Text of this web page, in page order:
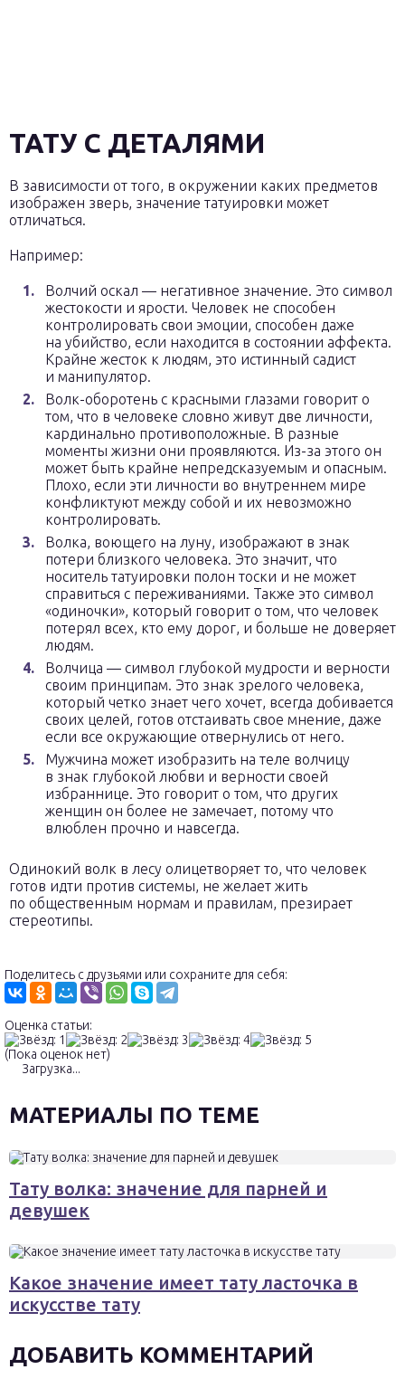
ТАТУ С ДЕТАЛЯМИ
В зависимости от того, в окружении каких предметов
изображен зверь, значение татуировки может
отличаться.
Например:
Волчий оскал — негативное значение. Это символ
жестокости и ярости. Человек не способен
контролировать свои эмоции, способен даже
на убийство, если находится в состоянии аффекта.
Крайне жесток к людям, это истинный садист
и манипулятор.
Волк-оборотень с красными глазами говорит о
том, что в человеке словно живут две личности,
кардинально противоположные. В разные
моменты жизни они проявляются. Из-за этого он
может быть крайне непредсказуемым и опасным.
Плохо, если эти личности во внутреннем мире
конфликтуют между собой и их невозможно
контролировать.
Волка, воющего на луну, изображают в знак
потери близкого человека. Это значит, что
носитель татуировки полон тоски и не может
справиться с переживаниями. Также это символ
«одиночки», который говорит о том, что человек
потерял всех, кто ему дорог, и больше не доверяет
людям.
Волчица — символ глубокой мудрости и верности
своим принципам. Это знак зрелого человека,
который четко знает чего хочет, всегда добивается
своих целей, готов отстаивать свое мнение, даже
если все окружающие отвернулись от него.
Мужчина может изобразить на теле волчицу
в знак глубокой любви и верности своей
избраннице. Это говорит о том, что других
женщин он более не замечает, потому что
влюблен прочно и навсегда.
Одинокий волк в лесу олицетворяет то, что человек
готов идти против системы, не желает жить
по общественным нормам и правилам, презирает
стереотипы.
Поделитесь с друзьями или сохраните для себя:
Оценка статьи:
(Пока оценок нет)
Загрузка...
МАТЕРИАЛЫ ПО ТЕМЕ
Тату волка: значение для парней и
девушек
Какое значение имеет тату ласточка в
искусстве тату
ДОБАВИТЬ КОММЕНТАРИЙ